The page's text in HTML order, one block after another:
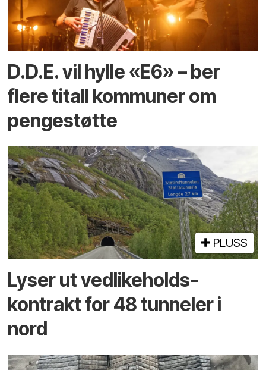
D.D.E. vil hylle «E6» – ber
flere titall kommuner om
pengestøtte
PLUSS
Lyser ut vedlikeholds­
kontrakt for 48 tunneler i
nord